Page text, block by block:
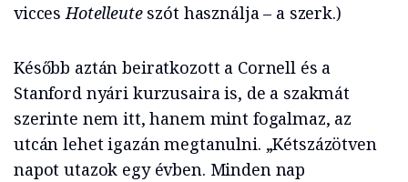
viccesHotelleuteszót használja – a szerk.)
Később aztán beiratkozott a Cornell és a
Stanford nyári kurzusaira is, de a szakmát
szerinte nem itt, hanem mint fogalmaz, az
utcán lehet igazán megtanulni. „Kétszázötven
napot utazok egy évben. Minden nap